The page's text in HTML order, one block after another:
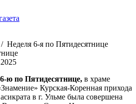
/ Неделя 6-я по Пятидесятнице
ю по Пятидесятнице, в храме
Курская-Коренная прихода
в г. Ульме была совершена